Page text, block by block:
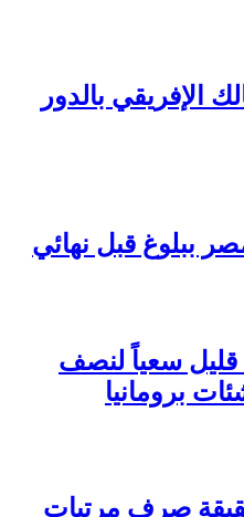
الإفريقي بالدور
ببلوغ قبل نهائي
سعياً لنصف
برومانيا
صرف مرتبات